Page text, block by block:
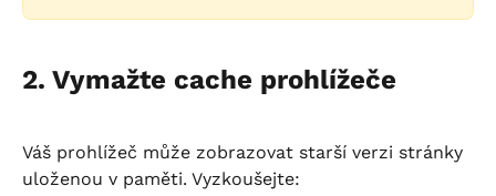
2. Vymažte cache prohlížeče
Váš prohlížeč může zobrazovat starší verzi stránky
uloženou v paměti. Vyzkoušejte: